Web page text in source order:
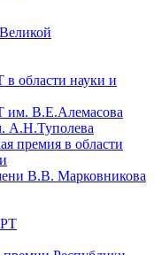
в области науки и
им. В.Е.Алемасова
А.Н.Туполева
премия в области
В.В. Марковникова